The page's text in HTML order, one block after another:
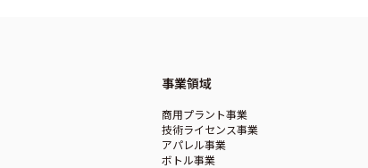
事業領域
商用プラント事業
技術ライセンス事業
アパレル事業
ボトル事業